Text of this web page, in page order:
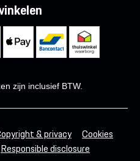
zijn inclusief BTW.
& privacy
Cookies
Responsible disclosure